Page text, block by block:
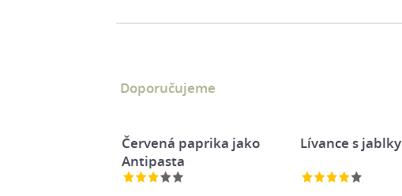
Doporučujeme
Červená paprika jako
Antipasta
Lívance s jablky